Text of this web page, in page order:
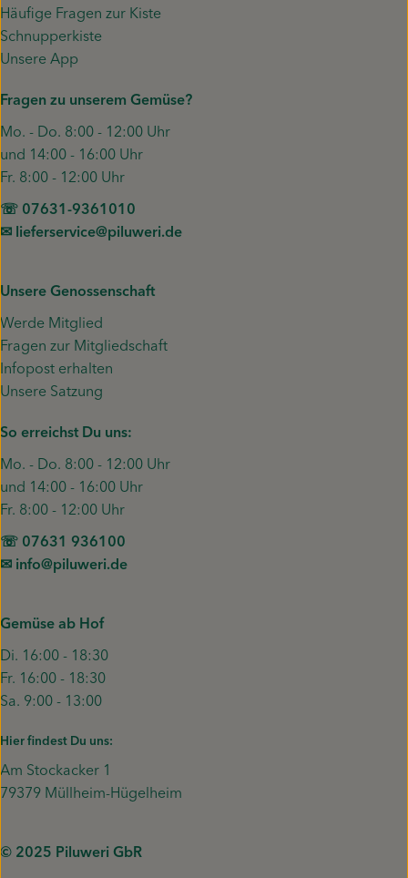
Häufige Fragen zur Kiste
Schnupperkiste
Unsere App
Fragen zu unserem Gemüse?
Mo. - Do. 8:00 - 12:00 Uhr
und 14:00 - 16:00 Uhr
Fr. 8:00 - 12:00 Uhr
☏ 07631-9361010
✉︎ lieferservice@piluweri.de
Unsere Genossenschaft
Werde Mitglied
Fragen zur Mitgliedschaft
Infopost erhalten
Unsere Satzung
So erreichst Du uns:
Mo. - Do. 8:00 - 12:00 Uhr
und 14:00 - 16:00 Uhr
Fr. 8:00 - 12:00 Uhr
☏ 07631 936100
✉︎ info@piluweri.de
Gemüse ab Hof
Di. 16:00 - 18:30
Fr. 16:00 - 18:30
Sa. 9:00 - 13:00
Hier findest Du uns:
Am Stockacker 1
79379 Müllheim-Hügelheim
© 2025 Piluweri GbR